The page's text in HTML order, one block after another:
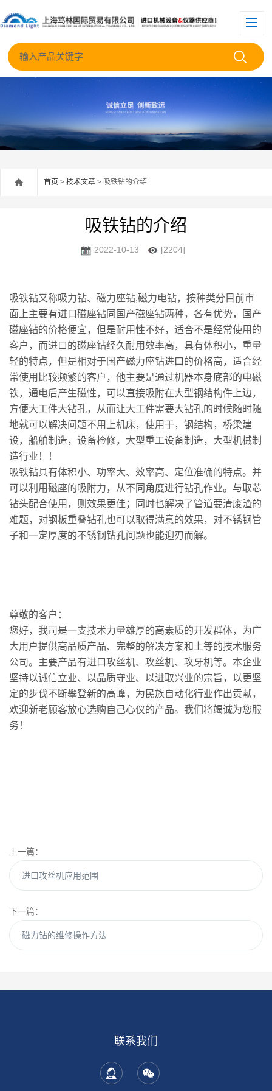
首页 > 技术文章 > 吸铁钻的介绍
吸铁钻的介绍
2022-10-13 [2204]
吸铁钻又称吸力钻、磁力座钻,磁力电钻，按种类分目前市
面上主要有进口磁座钻同国产磁座钻两种，各有优势，国产
磁座钻的价格便宜，但是耐用性不好，适合不是经常使用的
客户，而进口的磁座钻经久耐用效率高，具有体积小，重量
轻的特点，但是相对于国产磁力座钻进口的价格高，适合经
常使用比较频繁的客户，他主要是通过机器本身底部的电磁
铁，通电后产生磁性，可以直接吸附在大型钢结构件上边，
方便大工件大钻孔，从而让大工件需要大钻孔的时候随时随
地就可以解决问题不用上机床，使用于，钢结构，桥梁建
设，船舶制造，设备检修，大型重工设备制造，大型机械制
造行业！！
吸铁钻具有体积小、功率大、效率高、定位准确的特点。并
可以利用磁座的吸附力，从不同角度进行钻孔作业。与取芯
钻头配合使用，则效果更佳；同时也解决了管道要清废渣的
难题，对钢板重叠钻孔也可以取得满意的效果，对不锈钢管
子和一定厚度的不锈钢钻孔问题也能迎刃而解。
尊敬的客户：
您好，我司是一支技术力量雄厚的高素质的开发群体，为广
大用户提供高品质产品、完整的解决方案和上等的技术服务
公司。主要产品有进口攻丝机、攻丝机、攻牙机等。本企业
坚持以诚信立业、以品质守业、以进取兴业的宗旨，以更坚
定的步伐不断攀登新的高峰，为民族自动化行业作出贡献，
欢迎新老顾客放心选购自己心仪的产品。我们将竭诚为您服
务！
上一篇：
进口攻丝机应用范围
下一篇：
磁力钻的维修操作方法
联系我们